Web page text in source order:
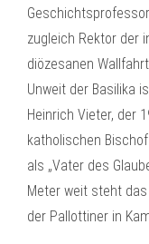
zugleich Rektor der
diözesanen
Unweit der Basilika
Heinrich Vieter, der
katholischen
als „Vater des
Meter weit steht
der Pallottiner in